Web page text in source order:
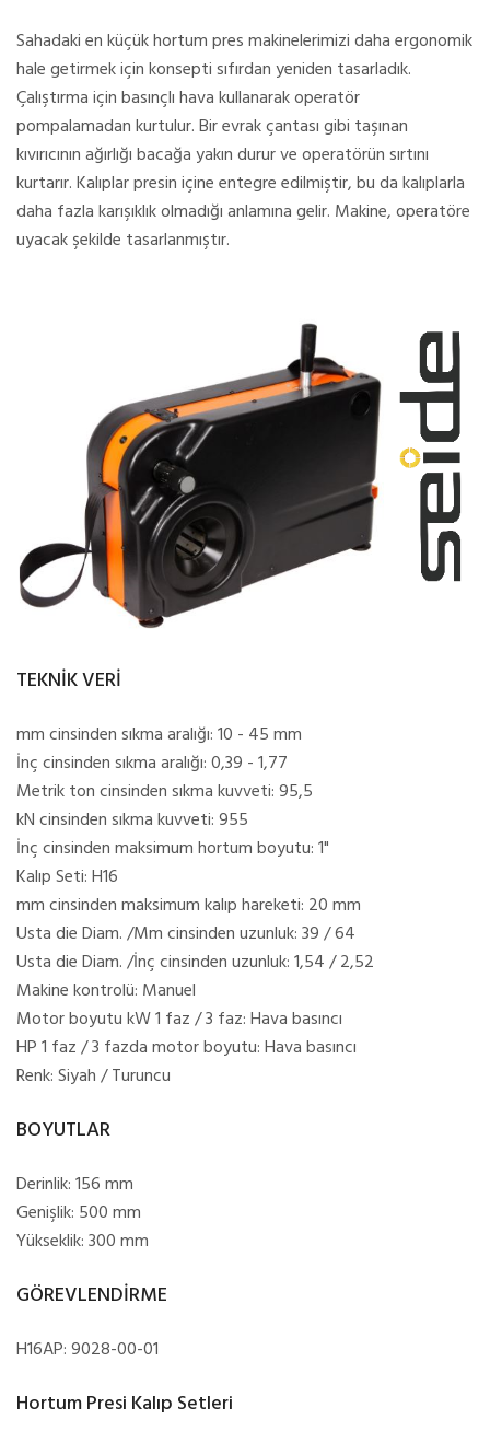
Sahadaki en küçük hortum pres makinelerimizi daha ergonomik
hale getirmek için konsepti sıfırdan yeniden tasarladık.
Çalıştırma için basınçlı hava kullanarak operatör
pompalamadan kurtulur. Bir evrak çantası gibi taşınan
kıvırıcının ağırlığı bacağa yakın durur ve operatörün sırtını
kurtarır. Kalıplar presin içine entegre edilmiştir, bu da kalıplarla
daha fazla karışıklık olmadığı anlamına gelir. Makine, operatöre
uyacak şekilde tasarlanmıştır.
TEKNİK VERİ
mm cinsinden sıkma aralığı: 10 - 45 mm
İnç cinsinden sıkma aralığı: 0,39 - 1,77
Metrik ton cinsinden sıkma kuvveti: 95,5
kN cinsinden sıkma kuvveti: 955
İnç cinsinden maksimum hortum boyutu: 1"
Kalıp Seti: H16
mm cinsinden maksimum kalıp hareketi: 20 mm
Usta die Diam. /Mm cinsinden uzunluk: 39 / 64
Usta die Diam. /İnç cinsinden uzunluk: 1,54 / 2,52
Makine kontrolü: Manuel
Motor boyutu kW 1 faz / 3 faz: Hava basıncı
HP 1 faz / 3 fazda motor boyutu: Hava basıncı
Renk: Siyah / Turuncu
BOYUTLAR
Derinlik: 156 mm
Genişlik: 500 mm
Yükseklik: 300 mm
GÖREVLENDİRME
H16AP: 9028-00-01
Hortum Presi Kalıp Setleri